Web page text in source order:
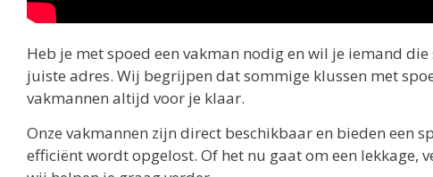
Heb je met spoed een vakman nodig en wil je iemand
juiste adres. Wij begrijpen dat sommige klussen met
vakmannen altijd voor je klaar.
Onze vakmannen zijn direct beschikbaar en bieden een
efficiënt wordt opgelost. Of het nu gaat om een lekkage,